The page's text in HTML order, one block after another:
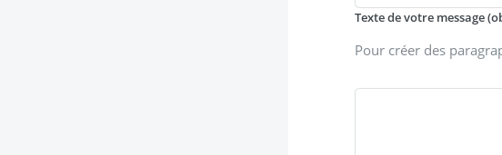
Texte de votre message
Pour créer des